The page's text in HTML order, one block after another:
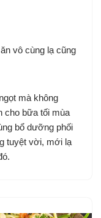
vô cùng lạ cũng
mà không
cho bữa tối mùa
bổ dưỡng phối
tuyệt vời, mới lạ